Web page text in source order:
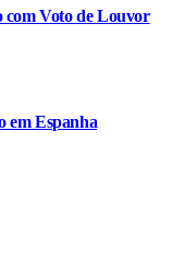
com Voto de Louvor
em Espanha